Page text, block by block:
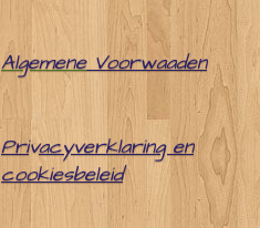
Algemene Voorwaaden
Privacyverklaring en
cookiesbeleid